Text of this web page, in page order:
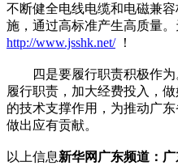
不断健全电线电缆和电磁兼
施，通过高标准产生高质量
http://www.jsshk.net/！
四是要履行职责积极作为
履行职责，加大经费投入，
的技术支撑作用，为推动广
做出应有贡献。
以上信息新华网广东频道：